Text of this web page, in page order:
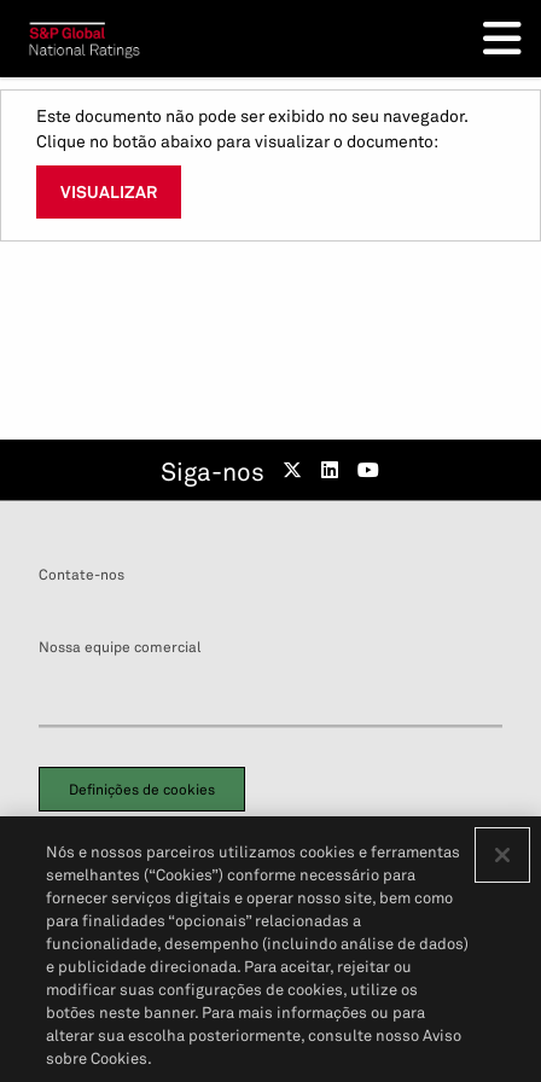
Este documento não pode ser exibido no seu navegador.
Clique no botão abaixo para visualizar o documento:
VISUALIZAR
Siga-nos
Contate-nos
Nossa equipe comercial
Definições de cookies
Política de PrivacidadePortal de privacidade do cliente (em inglês)
Não Venda Minhas Informações Pessoais© 2026 S&P Global
Nós e nossos parceiros utilizamos cookies e ferramentas
semelhantes (“Cookies”) conforme necessário para
fornecer serviços digitais e operar nosso site, bem como
para finalidades “opcionais” relacionadas a
funcionalidade, desempenho (incluindo análise de dados)
e publicidade direcionada. Para aceitar, rejeitar ou
modificar suas configurações de cookies, utilize os
botões neste banner. Para mais informações ou para
alterar sua escolha posteriormente, consulte nosso Aviso
sobre Cookies.